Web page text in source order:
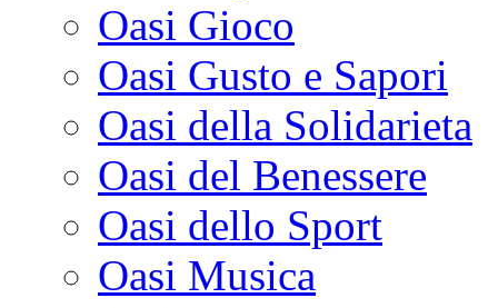
Oasi Gioco
Oasi Gusto e Sapori
Oasi della Solidarieta
Oasi del Benessere
Oasi dello Sport
Oasi Musica